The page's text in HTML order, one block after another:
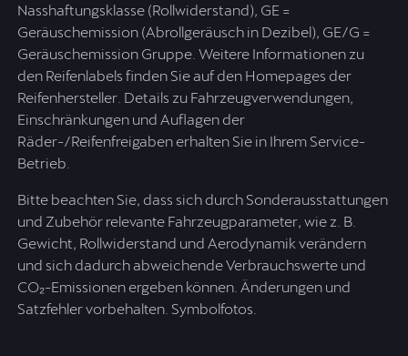
Nasshaftungsklasse (Rollwiderstand), GE =
Geräuschemission (Abrollgeräusch in Dezibel), GE/G =
Geräuschemission Gruppe. Weitere Informationen zu
den Reifenlabels finden Sie auf den Homepages der
Reifenhersteller. Details zu Fahrzeugverwendungen,
Einschränkungen und Auflagen der
Räder-/Reifenfreigaben erhalten Sie in Ihrem Service-
Betrieb.
Bitte beachten Sie, dass sich durch Sonderausstattungen
und Zubehör relevante Fahrzeugparameter, wie z. B.
Gewicht, Rollwiderstand und Aerodynamik verändern
und sich dadurch abweichende Verbrauchswerte und
CO₂-Emissionen ergeben können. Änderungen und
Satzfehler vorbehalten. Symbolfotos.